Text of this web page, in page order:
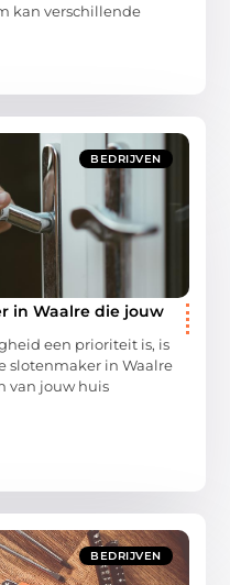
kan verschillende
BEDRIJVEN
in Waalre die jouw
een prioriteit is, is
slotenmaker in Waalre
van jouw huis
BEDRIJVEN